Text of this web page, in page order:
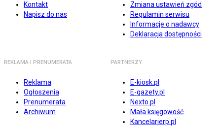
Kontakt
Napisz do nas
Zmiana ustawień zgód
Regulamin serwisu
Informacje o nadawcy
Deklaracja dostępności
REKLAMA I PRENUMERATA
Reklama
Ogłoszenia
Prenumerata
Archiwum
PARTNERZY
E-kiosk.pl
E-gazety.pl
Nexto.pl
Mała księgowość
Kancelarierp.pl